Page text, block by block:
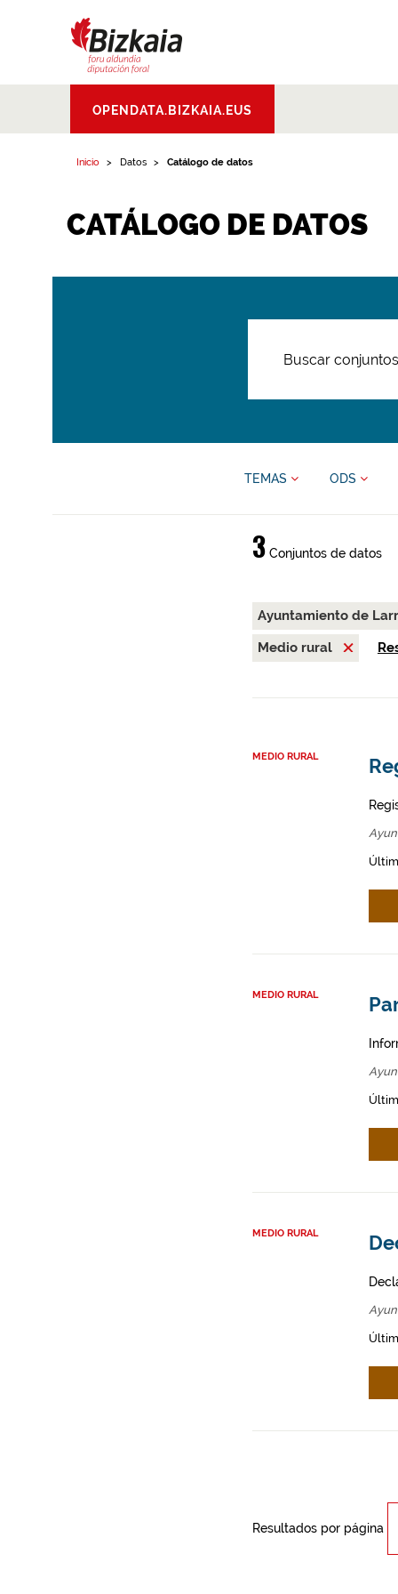
Aldundia.Diputacion
Foral de Bizkaia
OPENDATA.BIZKAIA.EUS
Inicio Datos Catálogo de datos
CATÁLOGO DE DATOS
TEMAS ODS
3Conjuntos de datos
Ayuntamiento de
Medio rural
MEDIO RURAL
MEDIO RURAL
MEDIO RURAL
Resultados por página